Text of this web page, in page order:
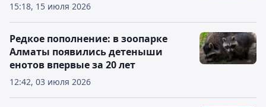
15:18, 15 июля 2026
12:42, 03 июля 2026
Редкое пополнение: в зоопарке
Алматы появились детеныши
енотов впервые за 20 лет